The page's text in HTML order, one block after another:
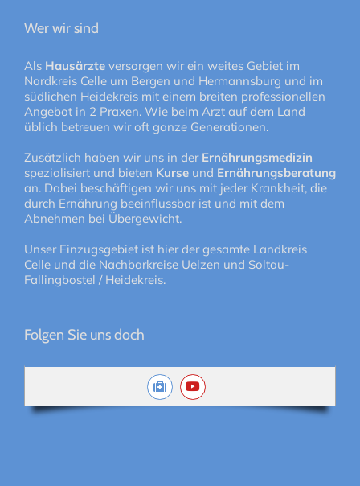
Wer wir sind
Als Hausärzte versorgen wir ein weites Gebiet im
Nordkreis Celle um Bergen und Hermannsburg und im
südlichen Heidekreis mit einem breiten professionellen
Angebot in 2 Praxen. Wie beim Arzt auf dem Land
üblich betreuen wir oft ganze Generationen.
Zusätzlich haben wir uns in der Ernährungsmedizin
spezialisiert und bieten Kurse und Ernährungsberatung
an. Dabei beschäftigen wir uns mit jeder Krankheit, die
durch Ernährung beeinflussbar ist und mit dem
Abnehmen bei Übergewicht.
Unser Einzugsgebiet ist hier der gesamte Landkreis
Celle und die Nachbarkreise Uelzen und Soltau-
Fallingbostel / Heidekreis.
Folgen Sie uns doch